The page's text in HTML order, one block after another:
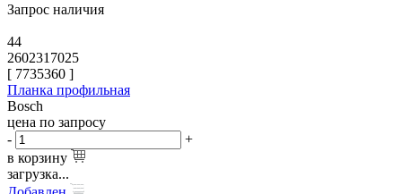
Запрос наличия
44
2602317025
[ 7735360 ]
Планка профильная
Bosch
цена по запросу
-
+
в корзину
загрузка...